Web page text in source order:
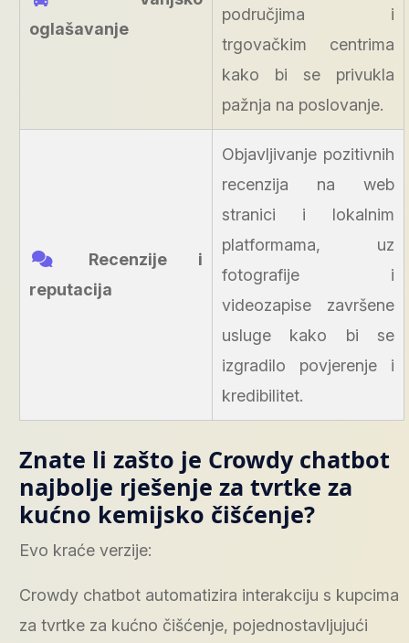
oglašavanje
područjima i
trgovačkim centrima
kako bi se privukla
pažnja na poslovanje.
Recenzije i
reputacija
Objavljivanje pozitivnih
recenzija na web
stranici i lokalnim
platformama, uz
fotografije i
videozapise završene
usluge kako bi se
izgradilo povjerenje i
kredibilitet.
Znate li zašto je Crowdy chatbot
najbolje rješenje za tvrtke za
kućno kemijsko čišćenje?
Evo kraće verzije:
Crowdy chatbot automatizira interakciju s kupcima
za tvrtke za kućno čišćenje, pojednostavljujući